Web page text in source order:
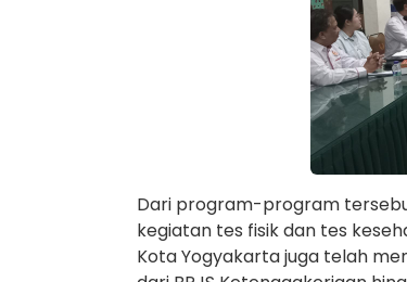
Dari program-program
kegiatan tes fisik dan tes
Kota Yogyakarta juga telah